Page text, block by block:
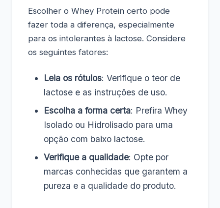
Escolher o Whey Protein certo pode
fazer toda a diferença, especialmente
para os intolerantes à lactose. Considere
os seguintes fatores:
Leia os rótulos: Verifique o teor de
lactose e as instruções de uso.
Escolha a forma certa: Prefira Whey
Isolado ou Hidrolisado para uma
opção com baixo lactose.
Verifique a qualidade: Opte por
marcas conhecidas que garantem a
pureza e a qualidade do produto.